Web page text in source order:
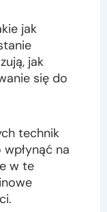
jak
jak
się do
technik
na
w te